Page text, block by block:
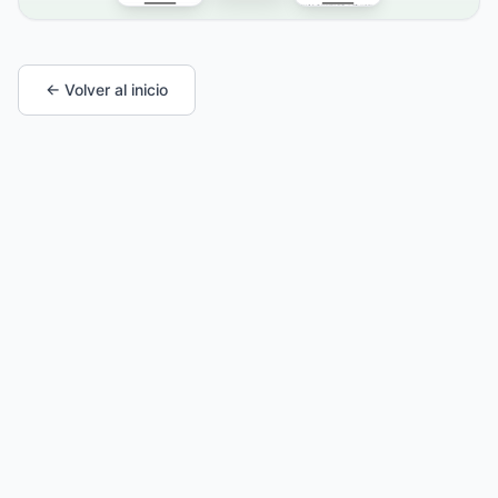
← Volver al inicio